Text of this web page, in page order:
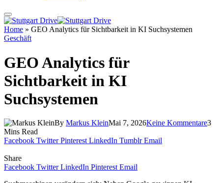
Home » GEO Analytics für Sichtbarkeit in KI Suchsystemen
Geschäft
GEO Analytics für
Sichtbarkeit in KI
Suchsystemen
By Markus KleinMai 7, 2026Keine Kommentare3
Mins Read
Facebook Twitter Pinterest LinkedIn Tumblr Email
Share
Facebook Twitter LinkedIn Pinterest Email